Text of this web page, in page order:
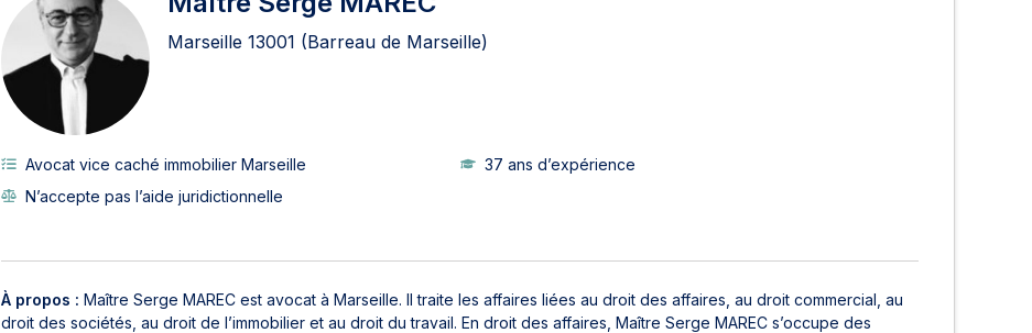
Marseille 13001 (Barreau de Marseille)
Avocat vice caché immobilier Marseille
37 ans d’expérience
N’accepte pas l’aide juridictionnelle
À propos : Maître Serge MAREC est avocat à Marseille. Il traite les affaires liées au droit des affaires, au droit commercial, au
droit des sociétés, au droit de l’immobilier et au droit du travail. En droit des affaires, Maître Serge MAREC s’occupe des